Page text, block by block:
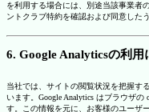
を利用する場合には、別途当該事業者
ントクラブ特約を確認および同意した
6. Google Analyticsの利用
当社では、サイトの閲覧状況を把握す
います。Google Analytics はブラウザ
す。この情報を元に、お客様のユーザ